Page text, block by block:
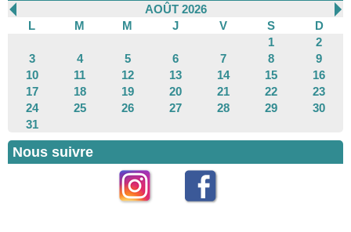
AOÛT 2026
L
M M J V S
D
1
2
3
4 5 6 7 8
9
10
11 12 13 14 15
16
17
18 19 20 21 22
23
24
25 26 27 28 29
30
31
Nous suivre